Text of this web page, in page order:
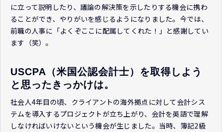
に立って説明したり、議論の解決策を示したりする機会に携わ
ることができ、やりがいを感じるようになりました。今では、
前職の人事に「よくぞここに配属してくれた！」と感謝してい
ます（笑）。
USCPA（米国公認会計士）を取得しよう
と思ったきっかけは。
社会人4年目の頃、クライアントの海外拠点に対して会計シス
テムを導入するプロジェクトが立ち上がり、会計を英語で理解
しなければいけないという機会が生じました。当時、簿記2級